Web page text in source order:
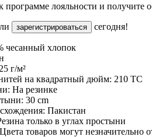
программе лояльности и получите
зарегистрироваться сегодня!
чесанный хлопок
г/м²
на квадратный дюйм: 210 TC
На резинке
30 cm
Пакистан
только в углах простыни
Цвета товаров могут незначительно